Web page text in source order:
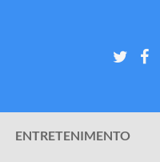
ENTRETENIMENTO